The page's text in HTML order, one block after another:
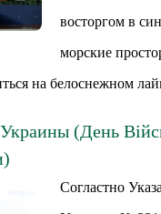
восторгом в
морские
на белоснежном
(День
Согластно